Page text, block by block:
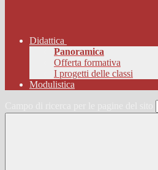
Didattica
Panoramica
Offerta formativa
I progetti delle classi
Modulistica